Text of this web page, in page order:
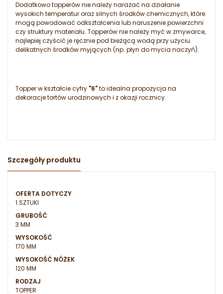
Dodatkowo topperów nie należy narażać na działanie
wysokich temperatur oraz silnych środków chemicznych, które
mogą powodować odkształcenia lub naruszenie powierzchni
czy struktury materiału. Topperów nie należy myć w zmywarce,
najlepiej czyścić je ręcznie pod bieżącą wodą przy użyciu
delikatnych środków myjących (np. płyn do mycia naczyń).
Topper w kształcie cyfry "6"to idealna propozycja na
dekoracje tortów urodzinowych i z okazji rocznicy.
Szczegóły produktu
OFERTA DOTYCZY
1 SZTUKI
GRUBOŚĆ
3 MM
WYSOKOŚĆ
170 MM
WYSOKOŚĆ NÓŻEK
120 MM
RODZAJ
TOPPER